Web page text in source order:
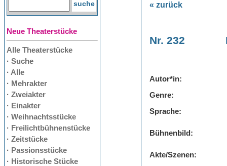
Neue Theaterstücke
Alle Theaterstücke
· Suche
· Alle
· Mehrakter
· Zweiakter
· Einakter
· Weihnachtsstücke
· Freilichtbühnenstücke
· Zeitstücke
· Passionsstücke
· Historische Stücke
« zurück
Nr. 232
Autor*in:
Genre:
Sprache:
Bühnenbild:
Akte/Szenen: